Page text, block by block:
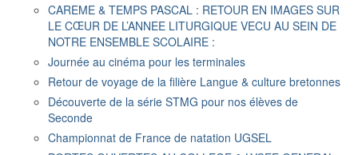
CAREME & TEMPS PASCAL : RETOUR EN IMAGES SUR
LE CŒUR DE L’ANNEE LITURGIQUE VECU AU SEIN DE
NOTRE ENSEMBLE SCOLAIRE :
Journée au cinéma pour les terminales
Retour de voyage de la filière Langue & culture bretonnes
Découverte de la série STMG pour nos élèves de
Seconde
Championnat de France de natation UGSEL